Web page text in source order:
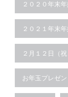
２０２０年末
２０２１年末
２月１２日（
お年玉プレゼン